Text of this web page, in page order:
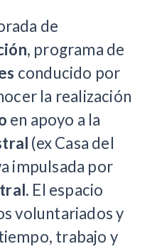
de
, programa de
conducido por
la realización
en apoyo a la
(ex Casa del
impulsada por
. El espacio
voluntariados y
trabajo y